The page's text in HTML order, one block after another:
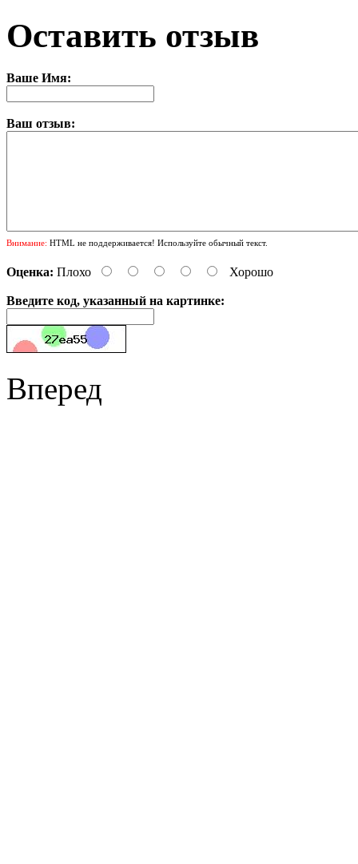
Оставить отзыв
Ваше Имя:
Ваш отзыв:
Внимание: HTML не поддерживается! Используйте обычный текст.
Оценка: Плохо Хорошо
Введите код, указанный на картинке:
Вперед